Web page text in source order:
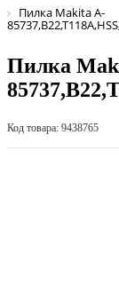
Пилка Makita A-
Пилка
Код товара: 9438765